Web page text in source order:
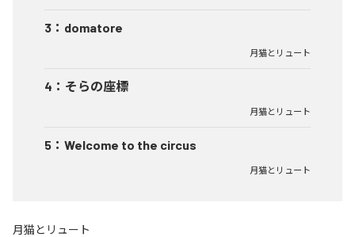
3 ： domatore
月猫とリュート
4 ： そらの座標
月猫とリュート
5 ： Welcome to the circus
月猫とリュート
月猫とリュート